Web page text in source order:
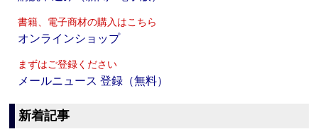
書籍、電子商材の購入はこちら
オンラインショップ
まずはご登録ください
メールニュース 登録（無料）
新着記事